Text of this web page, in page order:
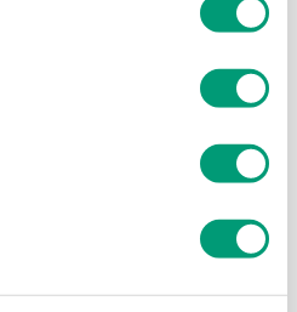
€
ADICIONAR